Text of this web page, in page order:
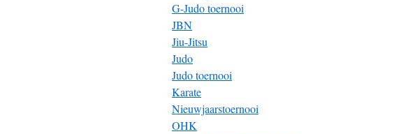
G-Judo toernooi
JBN
Jiu-Jitsu
Judo
Judo toernooi
Karate
Nieuwjaarstoernooi
OHK